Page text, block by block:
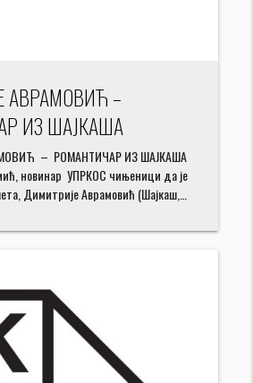
АВРАМОВИЋ –
ИЗ ШАЈКАША
– РОМАНТИЧАР ИЗ ШАЈКАША
новинар УПРКОС чињеници да је
Димитрије Аврамовић (Шајкаш,…